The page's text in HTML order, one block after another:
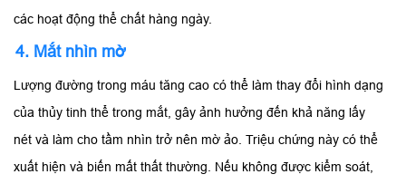
các hoạt động thể chất hàng ngày.
4. Mắt nhìn mờ
Lượng đường trong máu tăng cao có thể làm thay đổi hình dạng
của thủy tinh thể trong mắt, gây ảnh hưởng đến khả năng lấy
nét và làm cho tầm nhìn trở nên mờ ảo. Triệu chứng này có thể
xuất hiện và biến mất thất thường. Nếu không được kiểm soát,